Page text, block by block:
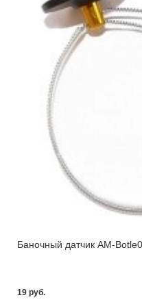
Баночный датчик AM-
19 pуб.